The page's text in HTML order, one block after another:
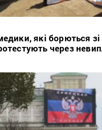
які борються
через